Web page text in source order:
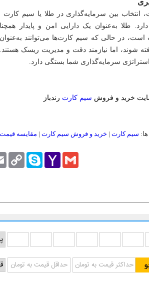
انتخاب بین سرمایه‌گذاری در طلا یا سیم
طلا به‌عنوان یک دارایی امن و پایدار
است، در حالی که سیم کارت‌ها می‌توانند به‌عنوان
شوند، اما نیازمند دقت و مدیریت ریسک
سرمایه‌گذاری شما بستگی دارد.
خرید و فروش سیم کارت رندباز
سیم کارت | خرید و فروش سیم کارت | مقایسه
Copy
Link
Skype Yahoo Gmail